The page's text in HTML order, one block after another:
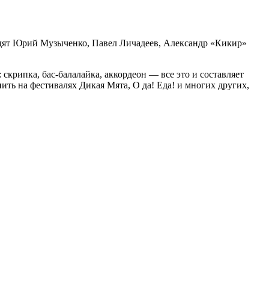
Юрий Музыченко, Павел Личадеев, Александр «Кикир»
бас-балалайка, аккордеон — все это и составляет
на фестивалях Дикая Мята, О да! Еда! и многих других,